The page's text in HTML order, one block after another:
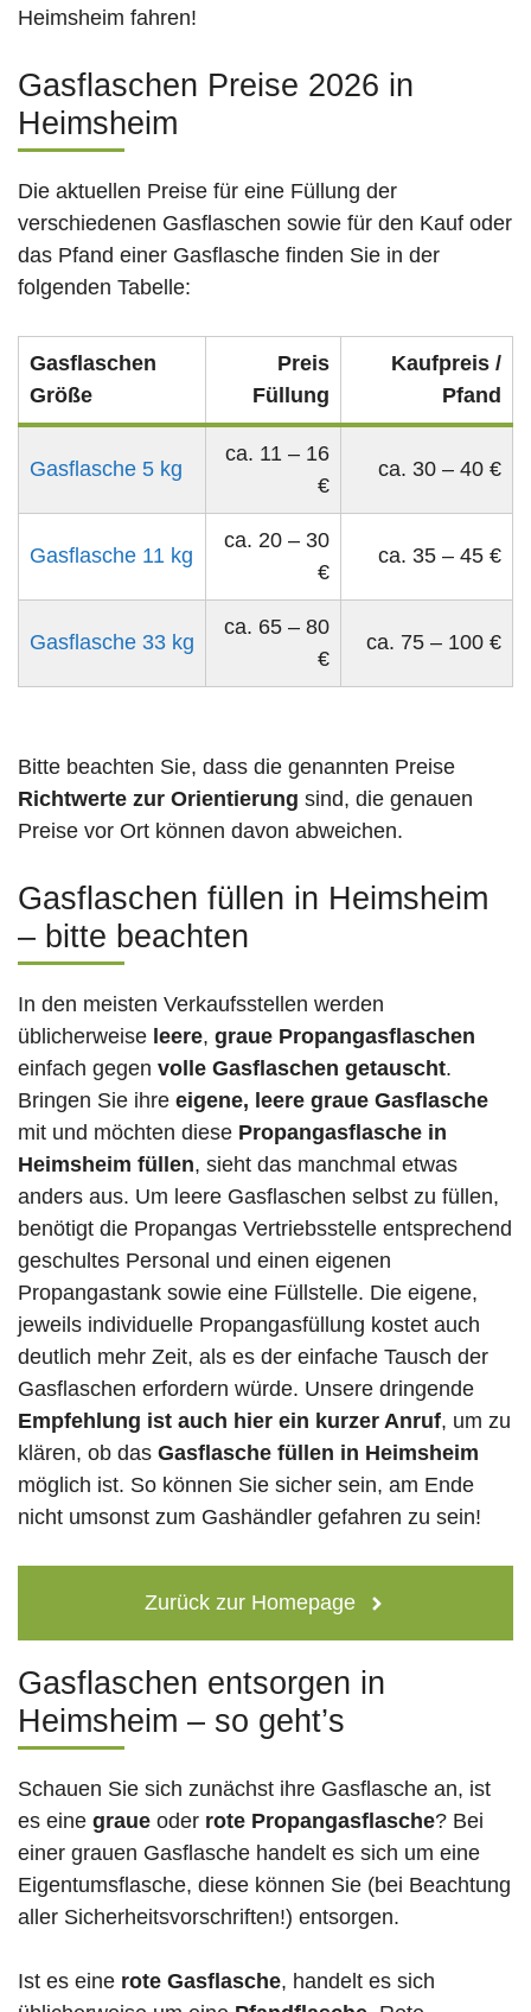
Heimsheim fahren!
Gasflaschen Preise 2026 in
Heimsheim
Die aktuellen Preise für eine Füllung der
verschiedenen Gasflaschen sowie für den Kauf oder
das Pfand einer Gasflasche finden Sie in der
folgenden Tabelle:
Gasflaschen
Größe
Preis
Füllung
Kaufpreis /
Pfand
Gasflasche 5 kg
ca. 11 – 16
€
ca. 30 – 40 €
Gasflasche 11 kg
ca. 20 – 30
€
ca. 35 – 45 €
Gasflasche 33 kg
ca. 65 – 80
€
ca. 75 – 100 €
Bitte beachten Sie, dass die genannten Preise
Richtwerte zur Orientierung sind, die genauen
Preise vor Ort können davon abweichen.
Gasflaschen füllen in Heimsheim
– bitte beachten
In den meisten Verkaufsstellen werden
üblicherweise leere, graue Propangasflaschen
einfach gegen volle Gasflaschen getauscht.
Bringen Sie ihre eigene, leere graue Gasflasche
mit und möchten diese Propangasflasche in
Heimsheim füllen, sieht das manchmal etwas
anders aus. Um leere Gasflaschen selbst zu füllen,
benötigt die Propangas Vertriebsstelle entsprechend
geschultes Personal und einen eigenen
Propangastank sowie eine Füllstelle. Die eigene,
jeweils individuelle Propangasfüllung kostet auch
deutlich mehr Zeit, als es der einfache Tausch der
Gasflaschen erfordern würde. Unsere dringende
Empfehlung ist auch hier ein kurzer Anruf, um zu
klären, ob das Gasflasche füllen in Heimsheim
möglich ist. So können Sie sicher sein, am Ende
nicht umsonst zum Gashändler gefahren zu sein!
Zurück zur Homepage
Gasflaschen entsorgen in
Heimsheim – so geht’s
Schauen Sie sich zunächst ihre Gasflasche an, ist
es eine graue oder rote Propangasflasche? Bei
einer grauen Gasflasche handelt es sich um eine
Eigentumsflasche, diese können Sie (bei Beachtung
aller Sicherheitsvorschriften!) entsorgen.
Ist es eine rote Gasflasche, handelt es sich